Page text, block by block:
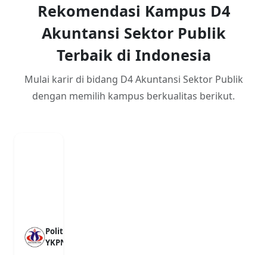
Rekomendasi Kampus D4
Akuntansi Sektor Publik
Terbaik di Indonesia
Mulai karir di bidang D4 Akuntansi Sektor Publik
dengan memilih kampus berkualitas berikut.
Politeknik
YKPN